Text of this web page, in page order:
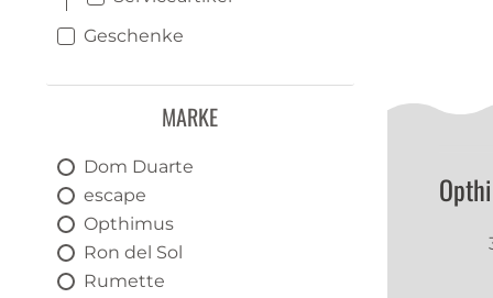
Geschenke
MARKE
Dom Duarte
escape
Opthimus
Ron del Sol
Rumette